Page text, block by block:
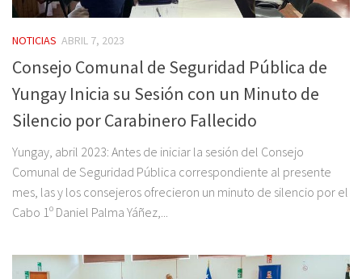
NOTICIAS ABRIL 7, 2023
Consejo Comunal de Seguridad Pública de
Yungay Inicia su Sesión con un Minuto de
Silencio por Carabinero Fallecido
Yungay, abril 2023: Antes de iniciar la sesión del Consejo
Comunal de Seguridad Pública correspondiente al presente
mes, las y los consejeros ofrecieron un minuto de silencio por el
Cabo 1º Daniel Palma Yáñez,...